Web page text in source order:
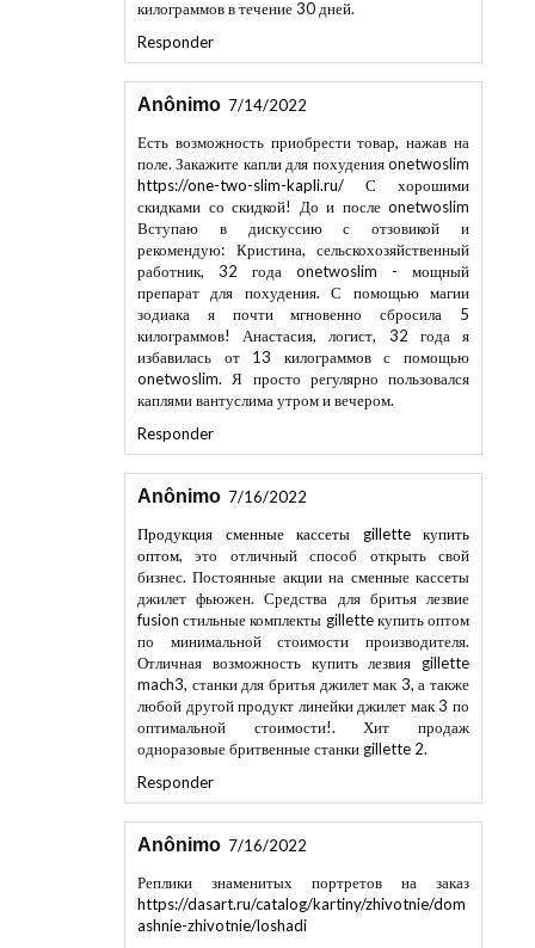
Responder
Anônimo 7/14/2022
Есть возможность приобрести товар, нажав на
поле. Закажите капли для похудения onetwoslim
https://one-two-slim-kapli.ru/С хорошими
скидками со скидкой! До и после onetwoslim
Вступаю в дискуссию с отзовикой и
рекомендую: Кристина, сельскохозяйственный
работник, 32 года onetwoslim - мощный
препарат для похудения. С помощью магии
зодиака я почти мгновенно сбросила 5
килограммов! Анастасия, логист, 32 года я
избавилась от 13 килограммов с помощью
onetwoslim. Я просто регулярно пользовался
каплями вантуслима утром и вечером.
Responder
Anônimo 7/16/2022
Продукция сменные кассеты gillette купить
оптом, это отличный способ открыть свой
бизнес. Постоянные акции на сменные кассеты
джилет фьюжен. Средства для бритья лезвие
fusion стильные комплекты gillette купить оптом
по минимальной стоимости производителя.
Отличная возможность купить лезвия gillette
mach3, станки для бритья джилет мак 3, а также
любой другой продукт линейки джилет мак 3 по
оптимальной стоимости!. Хит продаж
одноразовые бритвенные станки gillette 2.
Responder
Anônimo 7/16/2022
Реплики знаменитых портретов на заказ
https://dasart.ru/catalog/kartiny/zhivotnie/dom
ashnie-zhivotnie/loshadi
Responder